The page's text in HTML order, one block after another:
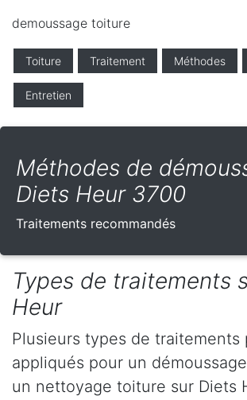
demoussage toiture
Toiture Traitement Méthodes
Entretien
Méthodes de
Diets Heur 3700
Traitements recommandés
Types de traitements
Heur
Plusieurs types de traitements
appliqués pour un
un nettoyage toiture sur Diets